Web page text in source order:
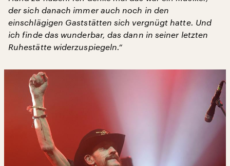
der sich danach immer auch noch in den
einschlägigen Gaststätten sich vergnügt hatte. Und
ich finde das wunderbar, das dann in seiner letzten
Ruhestätte widerzuspiegeln.“